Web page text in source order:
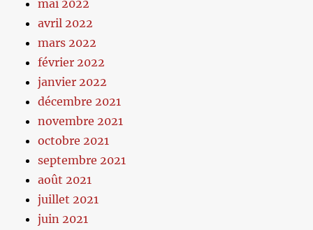
mai 2022
avril 2022
mars 2022
février 2022
janvier 2022
décembre 2021
novembre 2021
octobre 2021
septembre 2021
août 2021
juillet 2021
juin 2021